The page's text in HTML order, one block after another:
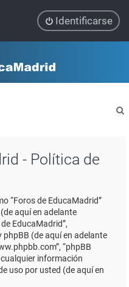
Identificarse
- Política de
“Foros de EducaMadrid”
aquí en adelante
de EducaMadrid”,
(de aquí en adelante
“phpBB
cualquier información
uso por usted (de aquí en